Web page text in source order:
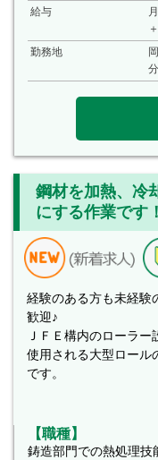
給与
勤務地
分
鋼材を加熱、冷
にする作業です！
経験のある方も未経験
歓迎♪
ＪＦＥ構内のローラー
使用される大型ロール
です。
【職種】
鋳造部門での熱処理技